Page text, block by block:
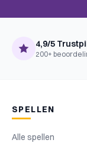
4,9/5
200+
SPELLEN
Alle spellen